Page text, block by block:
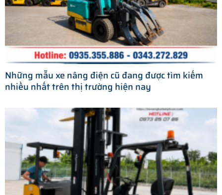
Những mẫu xe nâng điện cũ đang được tìm kiếm
nhiều nhất trên thị trường hiện nay